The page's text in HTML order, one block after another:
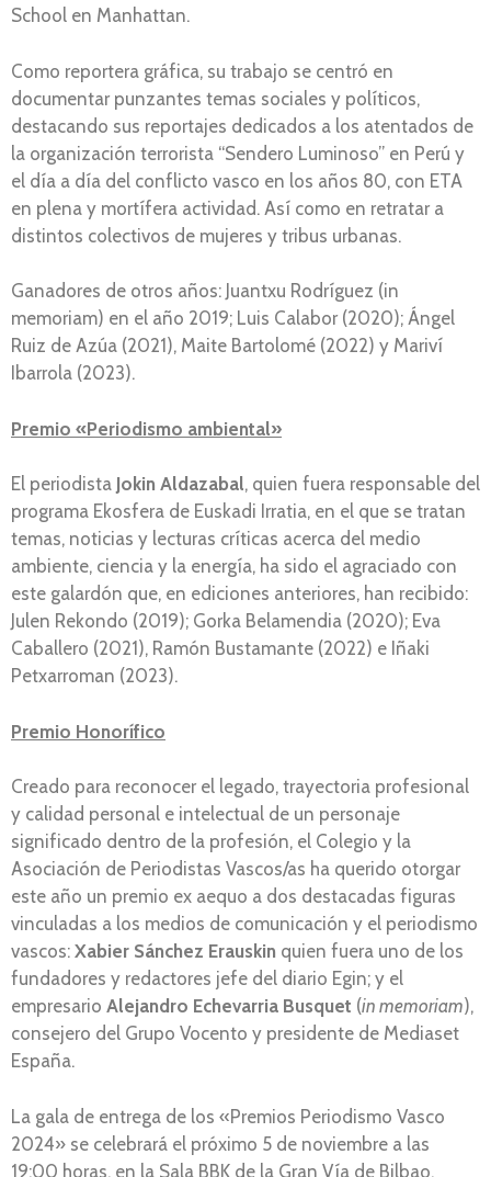
School en Manhattan.
Como reportera gráfica, su trabajo se centró en
documentar punzantes temas sociales y políticos,
destacando sus reportajes dedicados a los atentados de
la organización terrorista “Sendero Luminoso” en Perú y
el día a día del conflicto vasco en los años 80, con ETA
en plena y mortífera actividad. Así como en retratar a
distintos colectivos de mujeres y tribus urbanas.
Ganadores de otros años: Juantxu Rodríguez (in
memoriam) en el año 2019; Luis Calabor (2020); Ángel
Ruiz de Azúa (2021), Maite Bartolomé (2022) y Mariví
Ibarrola (2023).
Premio «Periodismo ambiental»
El periodista Jokin Aldazabal, quien fuera responsable del
programa Ekosfera de Euskadi Irratia, en el que se tratan
temas, noticias y lecturas críticas acerca del medio
ambiente, ciencia y la energía, ha sido el agraciado con
este galardón que, en ediciones anteriores, han recibido:
Julen Rekondo (2019); Gorka Belamendia (2020); Eva
Caballero (2021), Ramón Bustamante (2022) e Iñaki
Petxarroman (2023).
Premio Honorífico
Creado para reconocer el legado, trayectoria profesional
y calidad personal e intelectual de un personaje
significado dentro de la profesión, el Colegio y la
Asociación de Periodistas Vascos/as ha querido otorgar
este año un premio ex aequo a dos destacadas figuras
vinculadas a los medios de comunicación y el periodismo
vascos: Xabier Sánchez Erauskin quien fuera uno de los
fundadores y redactores jefe del diario Egin; y el
empresario Alejandro Echevarria Busquet (in memoriam),
consejero del Grupo Vocento y presidente de Mediaset
España.
La gala de entrega de los «Premios Periodismo Vasco
2024» se celebrará el próximo 5 de noviembre a las
19:00 horas, en la Sala BBK de la Gran Vía de Bilbao.